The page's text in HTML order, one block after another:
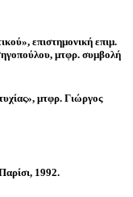
επιστημονική επιμ.
μτφρ. συμβολή
μτφρ. Γιώργος
1992.